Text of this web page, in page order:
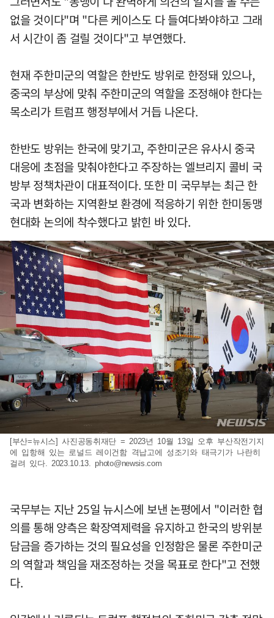
없을 것이다"며 "다른 케이스도 다 들여다봐야하고 그래
서 시간이 좀 걸릴 것이다"고 부연했다.
현재 주한미군의 역할은 한반도 방위로 한정돼 있으나,
중국의 부상에 맞춰 주한미군의 역할을 조정해야 한다는
목소리가 트럼프 행정부에서 거듭 나온다.
한반도 방위는 한국에 맞기고, 주한미군은 유사시 중국
대응에 초점을 맞춰야한다고 주장하는 엘브리지 콜비 국
방부 정책차관이 대표적이다. 또한 미 국무부는 최근 한
국과 변화하는 지역환보 환경에 적응하기 위한 한미동맹
현대화 논의에 착수했다고 밝힌 바 있다.
[부산=뉴시스] 사진공동취재단 = 2023년 10월 13일 오후 부산작전기지
에 입항해 있는 로널드 레이건함 격납고에 성조기와 태극기가 나란히
걸려 있다. 2023.10.13.photo@newsis.com
국무부는 지난 25일 뉴시스에 보낸 논평에서 "이러한 협
의를 통해 양측은 확장역제력을 유지하고 한국의 방위분
담금을 증가하는 것의 필요성을 인정함은 물론 주한미군
의 역할과 책임을 재조정하는 것을 목표로 한다"고 전했
다.